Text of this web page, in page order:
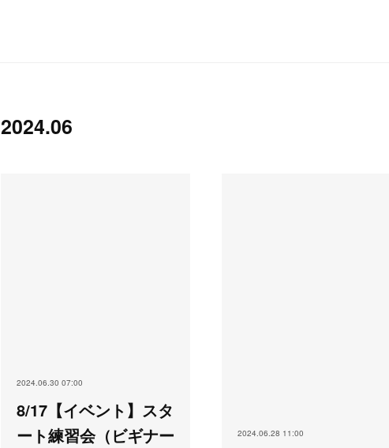
2024.06
2024.06.30 07:00
8/17【イベント】スタ
ート練習会（ビギナー
2024.06.28 11:00